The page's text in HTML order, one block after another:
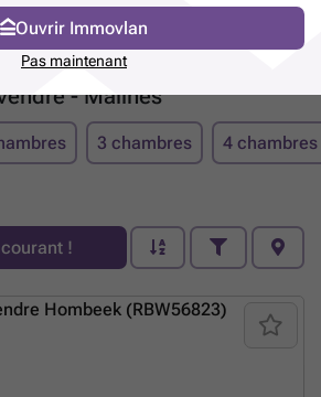
- Malines
3 chambres 4 chambres
!
Ouvrir Immovlan
Pas maintenant